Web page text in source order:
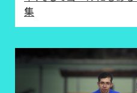
集